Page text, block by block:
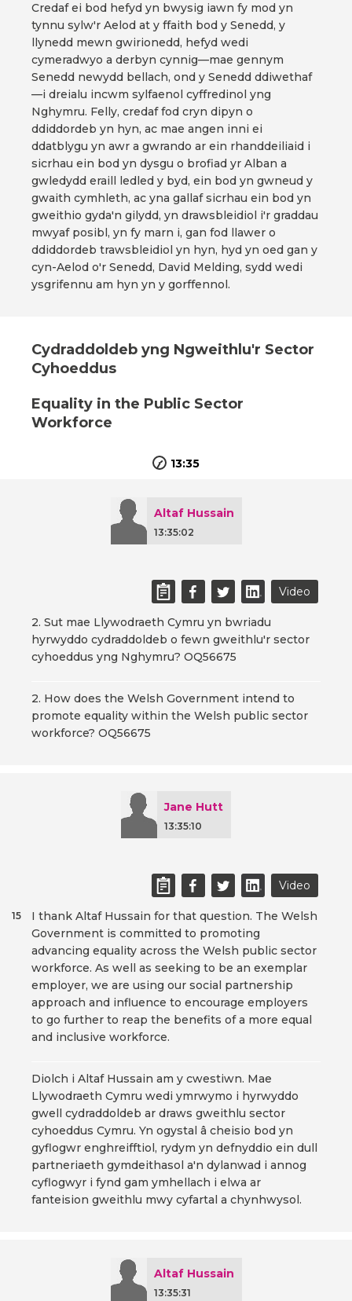
Credaf ei bod hefyd yn bwysig iawn fy mod yn
tynnu sylw'r Aelod at y ffaith bod y Senedd, y
llynedd mewn gwirionedd, hefyd wedi
cymeradwyo a derbyn cynnig—mae gennym
Senedd newydd bellach, ond y Senedd ddiwethaf
—i dreialu incwm sylfaenol cyffredinol yng
Nghymru. Felly, credaf fod cryn dipyn o
ddiddordeb yn hyn, ac mae angen inni ei
ddatblygu yn awr a gwrando ar ein rhanddeiliaid i
sicrhau ein bod yn dysgu o brofiad yr Alban a
gwledydd eraill ledled y byd, ein bod yn gwneud y
gwaith cymhleth, ac yna gallaf sicrhau ein bod yn
gweithio gyda'n gilydd, yn drawsbleidiol i'r graddau
mwyaf posibl, yn fy marn i, gan fod llawer o
ddiddordeb trawsbleidiol yn hyn, hyd yn oed gan y
cyn-Aelod o'r Senedd, David Melding, sydd wedi
ysgrifennu am hyn yn y gorffennol.
Cydraddoldeb yng Ngweithlu'r Sector
Cyhoeddus
Equality in the Public Sector
Workforce
13:35
Altaf Hussain
13:35:02
Video
2. Sut mae Llywodraeth Cymru yn bwriadu
hyrwyddo cydraddoldeb o fewn gweithlu'r sector
cyhoeddus yng Nghymru? OQ56675
2. How does the Welsh Government intend to
promote equality within the Welsh public sector
workforce? OQ56675
Jane Hutt
13:35:10
Video
I thank Altaf Hussain for that question. The Welsh
Government is committed to promoting
advancing equality across the Welsh public sector
workforce. As well as seeking to be an exemplar
employer, we are using our social partnership
approach and influence to encourage employers
to go further to reap the benefits of a more equal
and inclusive workforce.
15
Diolch i Altaf Hussain am y cwestiwn. Mae
Llywodraeth Cymru wedi ymrwymo i hyrwyddo
gwell cydraddoldeb ar draws gweithlu sector
cyhoeddus Cymru. Yn ogystal â cheisio bod yn
gyflogwr enghreifftiol, rydym yn defnyddio ein dull
partneriaeth gymdeithasol a'n dylanwad i annog
cyflogwyr i fynd gam ymhellach i elwa ar
fanteision gweithlu mwy cyfartal a chynhwysol.
Altaf Hussain
13:35:31